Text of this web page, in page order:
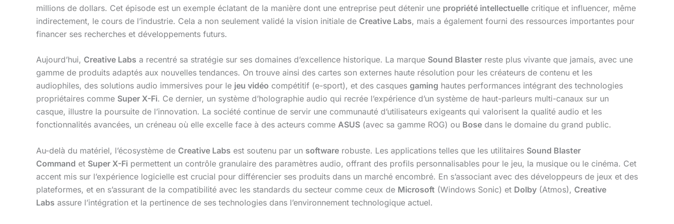
millions de dollars. Cet épisode est un exemple éclatant de la manière dont une entreprise peut détenir une propriété intellectuelle critique et influencer, même
indirectement, le cours de l’industrie. Cela a non seulement validé la vision initiale de Creative Labs, mais a également fourni des ressources importantes pour
financer ses recherches et développements futurs.
Aujourd’hui, Creative Labs a recentré sa stratégie sur ses domaines d’excellence historique. La marque Sound Blaster reste plus vivante que jamais, avec une
gamme de produits adaptés aux nouvelles tendances. On trouve ainsi des cartes son externes haute résolution pour les créateurs de contenu et les
audiophiles, des solutions audio immersives pour le jeu vidéo compétitif (e-sport), et des casques gaming hautes performances intégrant des technologies
propriétaires comme Super X-Fi. Ce dernier, un système d’holographie audio qui recrée l’expérience d’un système de haut-parleurs multi-canaux sur un
casque, illustre la poursuite de l’innovation. La société continue de servir une communauté d’utilisateurs exigeants qui valorisent la qualité audio et les
fonctionnalités avancées, un créneau où elle excelle face à des acteurs comme ASUS (avec sa gamme ROG) ou Bose dans le domaine du grand public.
Au-delà du matériel, l’écosystème de Creative Labs est soutenu par un software robuste. Les applications telles que les utilitaires Sound Blaster
Command et Super X-Fi permettent un contrôle granulaire des paramètres audio, offrant des profils personnalisables pour le jeu, la musique ou le cinéma. Cet
accent mis sur l’expérience logicielle est crucial pour différencier ses produits dans un marché encombré. En s’associant avec des développeurs de jeux et des
plateformes, et en s’assurant de la compatibilité avec les standards du secteur comme ceux de Microsoft (Windows Sonic) et Dolby (Atmos), Creative
Labs assure l’intégration et la pertinence de ses technologies dans l’environnement technologique actuel.